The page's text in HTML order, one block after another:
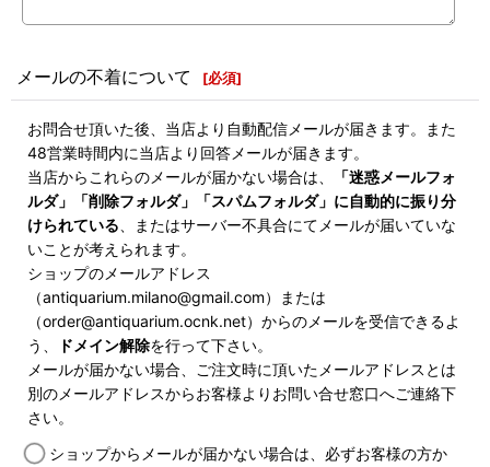
メールの不着について [必須]
お問合せ頂いた後、当店より自動配信メールが届きます。また
48営業時間内に当店より回答メールが届きます。
当店からこれらのメールが届かない場合は、
「迷惑メールフォ
ルダ」「削除フォルダ」「スパムフォルダ」に自動的に振り分
けられている 、またはサーバー不具合にてメールが届いていな
いことが考えられます。
ショップのメールアドレス
（antiquarium.milano@gmail.com）または
（order@antiquarium.ocnk.net）からのメールを受信できるよ
う、
ドメイン解除を行って下さい。
メールが届かない場合、ご注文時に頂いたメールアドレスとは
別のメールアドレスからお客様よりお問い合せ窓口へご連絡下
さい。
ショップからメールが届かない場合は、必ずお客様の方か